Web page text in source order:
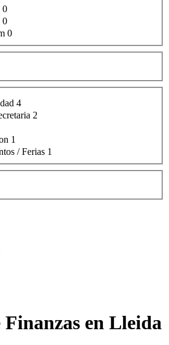
0
0
0
4
2
1
/ Ferias 1
en Lleida